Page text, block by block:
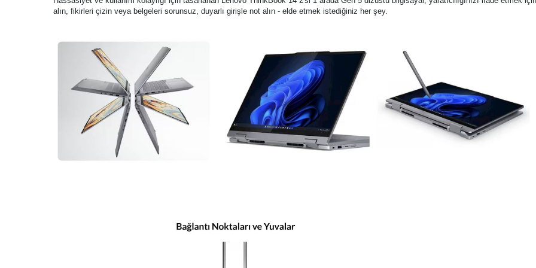
alın, fikirleri çizin veya belgeleri sorunsuz, duyarlı girişle not alın - elde etmek istediğiniz her şey.